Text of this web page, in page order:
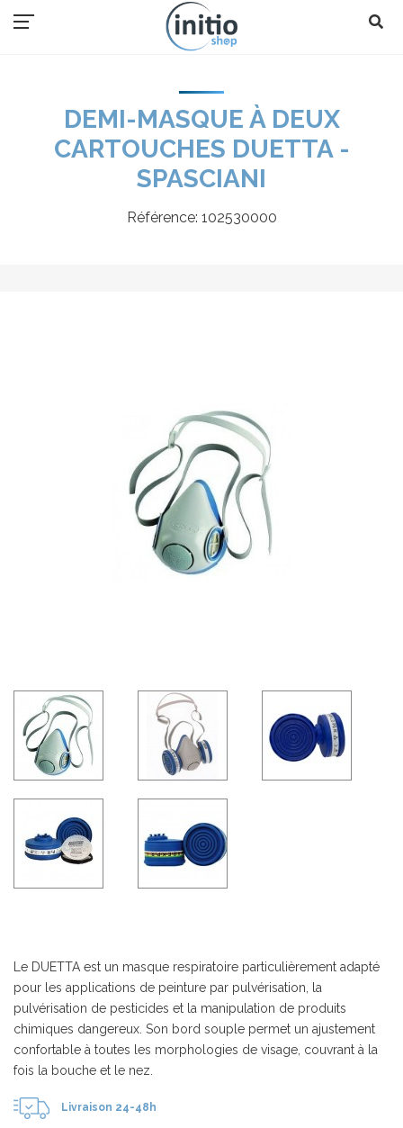
DEMI-MASQUE À DEUX
CARTOUCHES DUETTA -
SPASCIANI
Référence: 102530000
Le DUETTA est un masque respiratoire particulièrement adapté
pour les applications de peinture par pulvérisation, la
pulvérisation de pesticides et la manipulation de produits
chimiques dangereux. Son bord souple permet un ajustement
confortable à toutes les morphologies de visage, couvrant à la
fois la bouche et le nez.
Livraison 24-48h